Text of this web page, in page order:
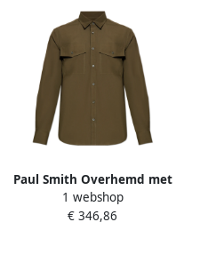
Paul Smith Overhemd met
zakken Green Heren
1 webshop
€ 346,86